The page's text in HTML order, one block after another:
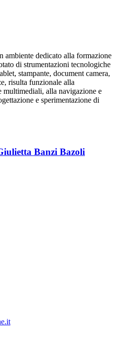
ambiente dedicato alla formazione
di strumentazioni tecnologiche
stampante, document camera,
risulta funzionale alla
multimediali, alla navigazione e
e sperimentazione di
Banzi Bazoli